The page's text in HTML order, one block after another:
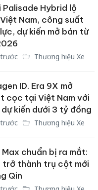
Palisade Hybrid lộ
Nam, công suất
dự kiến mở bán từ
Thương hiệu Xe
ID. Era 9X mở
cọc tại Việt Nam với
kiến dưới 3 tỷ đồng
Thương hiệu Xe
Max chuẩn bị ra mắt:
trở thành trụ cột mới
Qin